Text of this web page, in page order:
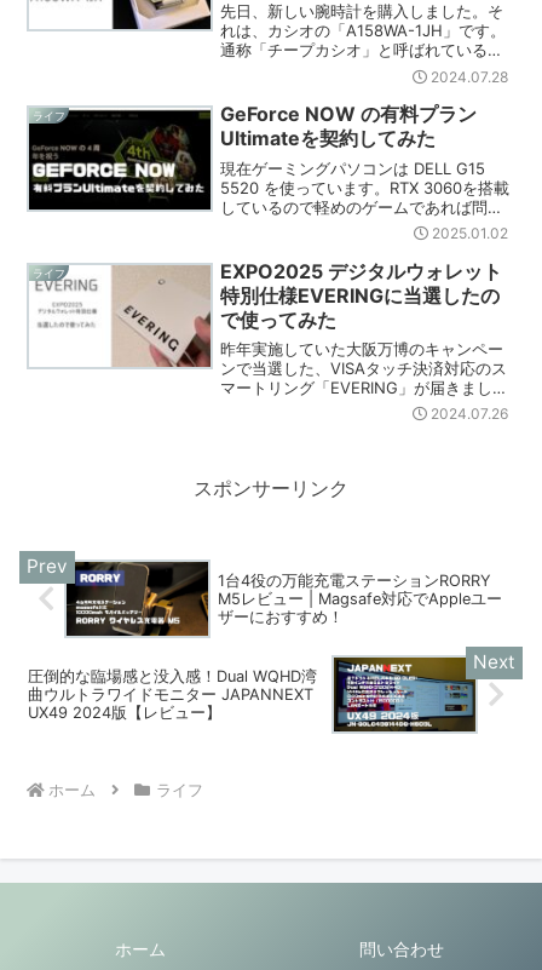
先日、新しい腕時計を購入しました。そ
れは、カシオの「A158WA-1JH」です。
通称「チープカシオ」と呼ばれているも
ので、機能はシンプルですがそのデザイ
ンと耐久性の高さから多くの愛用者がい
ます。普段は外出時だけでなく、睡眠時
間も計測したいの...
2024.07.28
ライフ
GeForce NOW の有料プラン
Ultimateを契約してみた
現在ゲーミングパソコンは DELL G15
5520 を使っています。RTX 3060を搭載
しているので軽めのゲームであれば問題
なくプレイできるのですが、処理の重い
ゲームは流石に厳しいというスペック。
今年はモンスターハンターの新作も出る
ので...
2025.01.02
ライフ
EXPO2025 デジタルウォレット
特別仕様EVERINGに当選したの
で使ってみた
昨年実施していた大阪万博のキャンペー
ンで当選した、VISAタッチ決済対応のス
マートリング「EVERING」が届きまし
た。（抽選で4万名となっていたけどどれ
くらいの人が応募したんだろ。）
2024.07.26
スポンサーリンク
1台4役の万能充電ステーションRORRY
M5レビュー | Magsafe対応でAppleユー
ザーにおすすめ！
圧倒的な臨場感と没入感！Dual WQHD湾
曲ウルトラワイドモニター JAPANNEXT
UX49 2024版【レビュー】
ホーム ライフ
ホーム 問い合わせ